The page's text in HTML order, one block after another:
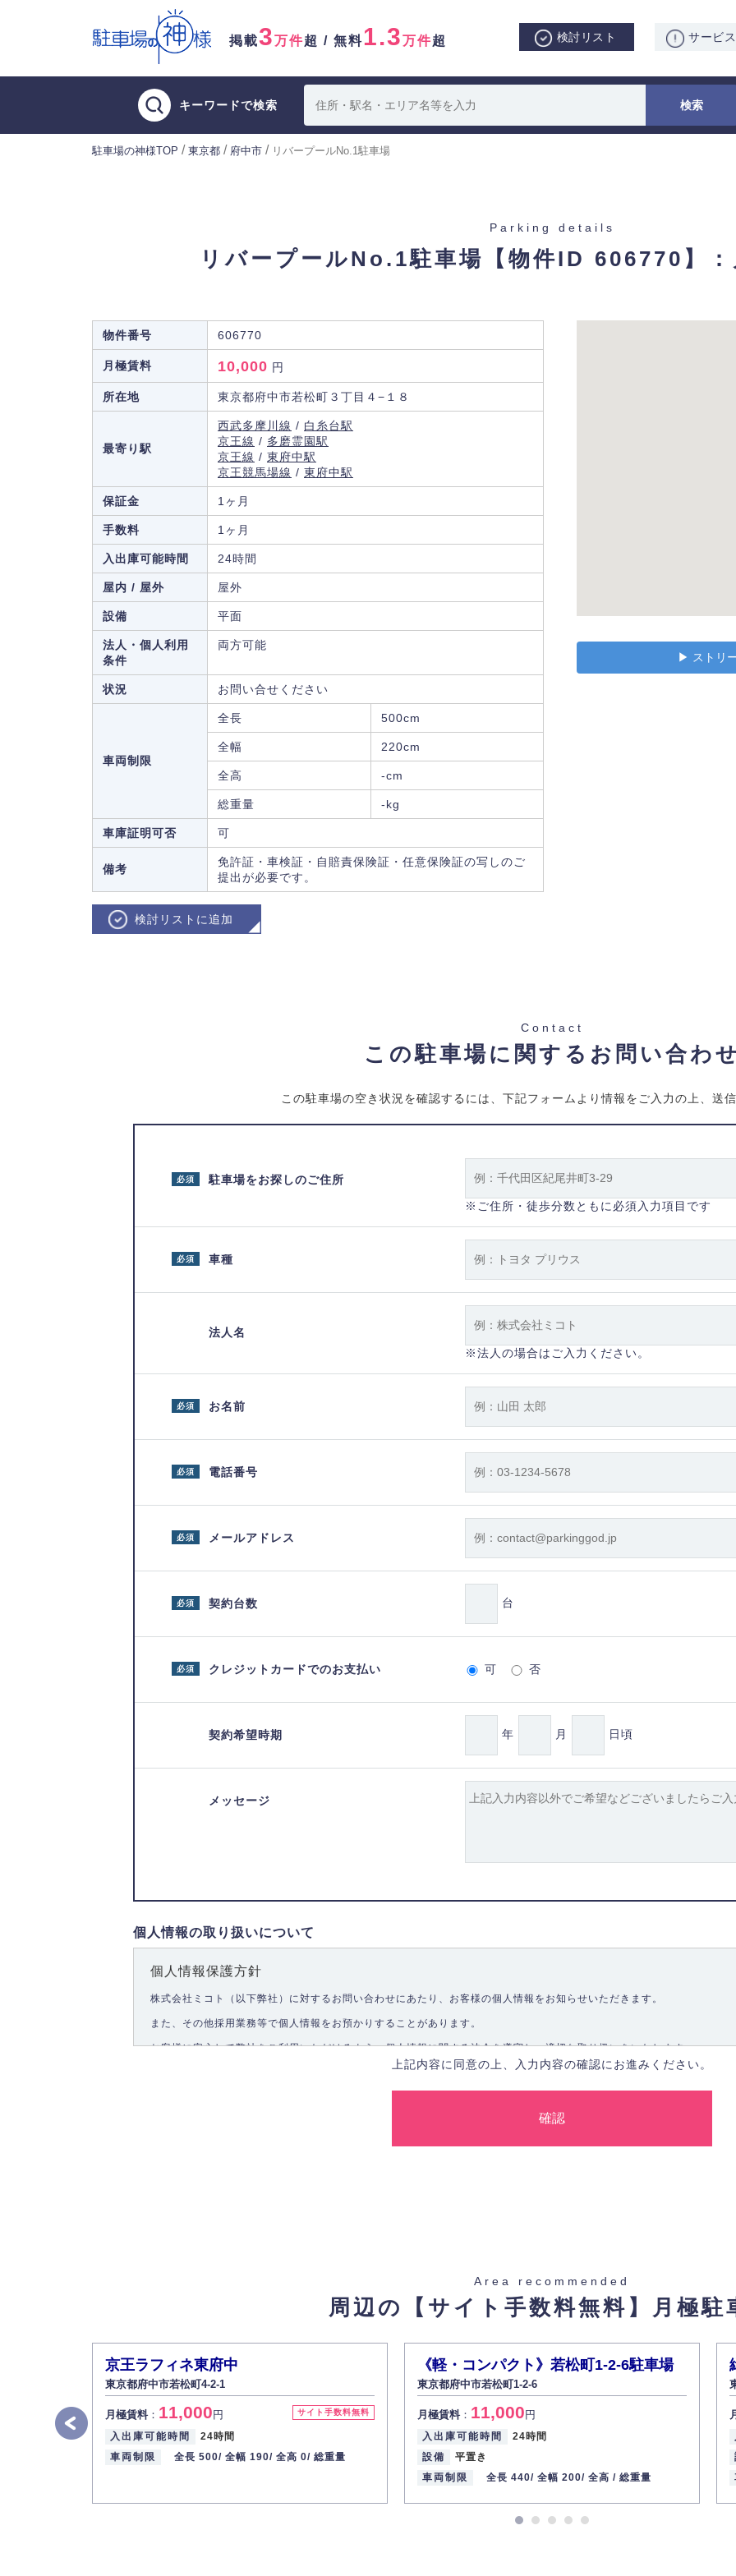
掲載3万件超 / 無料1.3万件超 検討リスト サービ
キーワードで検索
駐車場の神様TOP / 東京都 / 府中市 / リバープールNo.1駐車場
Parking details
リバープールNo.1駐車場 【物件ID 606770】
物件番号 606770
月極賃料 10,000 円
所在地 東京都府中市若松町３丁目４−１８
最寄り駅
西武多摩川線 / 白糸台駅
京王線 / 多磨霊園駅
京王線 / 東府中駅
京王競馬場線 / 東府中駅
保証金 1ヶ月
手数料 1ヶ月
入出庫可能時間 24時間
屋内 / 屋外 屋外
設備 平面
法人・個人利用
条件
両方可能
状況 お問い合せください
車両制限
全長 500cm
全幅 220cm
全高 -cm
総重量 -kg
車庫証明可否 可
備考
免許証・車検証・自賠責保険証・任意保険証の写しのご
提出が必要です。
検討リストに追加
▶︎ ストリ
Contact
この駐車場に関するお問い合わせ
この駐車場の空き状況を確認するには、下記フォームより情報をご入力の上、送信
駐車場をお探しのご住所
必須
※ご住所・徒歩分数ともに必須入力項目です
車種
必須
法人名
※法人の場合はご入力ください。
お名前
必須
電話番号
必須
メールアドレス
必須
契約台数
必須 台
クレジットカードでのお支払い
必須 可 否
契約希望時期 年 月 日頃
メッセージ
個人情報の取り扱いについて
個人情報保護方針
株式会社ミコト（以下弊社）に対するお問い合わせにあたり、お客様の個人情報をお知らせいただきます。
また、その他採用業務等で個人情報をお預かりすることがあります。
お客様に安心して弊社をご利用いただけるよう、個人情報に関する法令を遵守し、適切な取り扱いをいたします。
弊社は、お客様に対して偽りや不正な方法を取ることなく、適正に個人情報を取得いたします。
法的義務など正当な理由に基づく要請があった場合を除き、お客様の個人情報をご本人の同意なく第三者に提供いたしませ
お客様ご本人から自己の個人情報開示の請求があった場合、すみやかに開示いたします（ご本人であることが確認できな
また、個人情報の内容に誤りがあり、ご本人から訂正・追加・削除の請求がある場合は適切に対応いたします。
6.個人情報管理の社内教育
弊社社員全員が、個人情報の取り扱いについての重要性を理解し、より適切に管理するよう社内教育を実施してまいりま
株式会社ミコト
代表取締役社長 野口 幸男
上記内容に同意の上、入力内容の確認にお進みください。
Area recommended
周辺の【サイト手数料無料】 月極駐
京王ラフィネ東府中
東京都府中市若松町4-2-1
サイト手数料無料
月極賃料： 11,000円
入出庫可能時間
24時間
車両制限
全長 500/ 全幅 190/ 全高 0/ 総重量
《軽・コンパクト》若松町1-2-6駐車場
東京都府中市若松町1-2-6
月極賃料： 11,000円
入出庫可能時間
24時間
設備
平置き
車両制限
全長 440/ 全幅 200/ 全高 / 総重量